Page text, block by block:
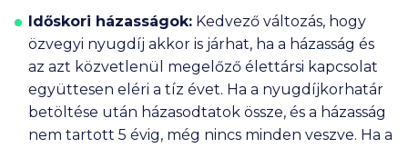
Időskori házasságok: Kedvező változás, hogy
özvegyi nyugdíj akkor is járhat, ha a házasság és
az azt közvetlenül megelőző élettársi kapcsolat
együttesen eléri a tíz évet. Ha a nyugdíjkorhatár
betöltése után házasodtatok össze, és a házasság
nem tartott 5 évig, még nincs minden veszve. Ha a